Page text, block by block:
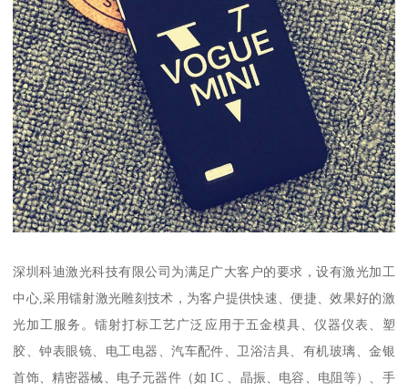
深圳科迪激光科技有限公司为满足广大客户的要求，设有激光加工
中心,采用镭射激光雕刻技术，为客户提供快速、便捷、效果好的激
光加工服务。镭射打标工艺广泛应用于五金模具、仪器仪表、塑
胶、钟表眼镜、电工电器、汽车配件、卫浴洁具、有机玻璃、金银
首饰、精密器械、电子元器件（如 IC 、晶振、电容、电阻等）、手